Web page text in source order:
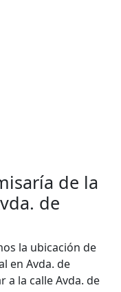
de la
de
la ubicación de
en Avda. de
a la calle Avda. de